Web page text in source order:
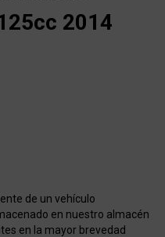
2014
de un vehículo
en nuestro almacén
en la mayor brevedad